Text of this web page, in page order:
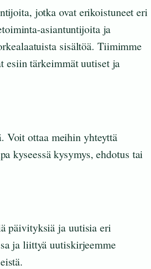
jotka ovat erikoistuneet eri
asiantuntijoita ja
sisältöä. Tiimimme
esiin tärkeimmät uutiset ja
Voit ottaa meihin yhteyttä
kyseessä kysymys, ehdotus tai
päivityksiä ja uutisia eri
ja liittyä uutiskirjeemme